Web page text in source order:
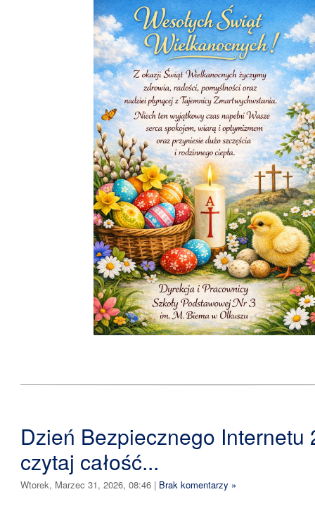
Dzień Bezpiecznego Internetu
czytaj całość...
Wtorek, Marzec 31, 2026, 08:46 | Brak komentarzy »